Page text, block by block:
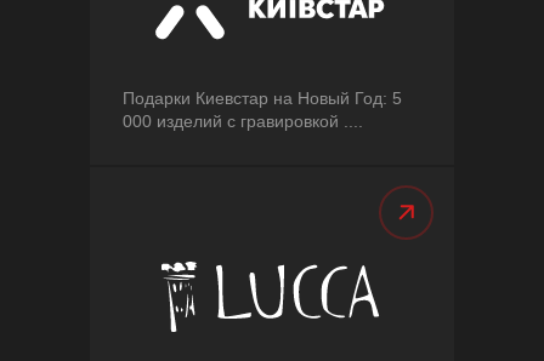
Подарки Киевстар на Новый Год: 5
000 изделий с гравировкой ....